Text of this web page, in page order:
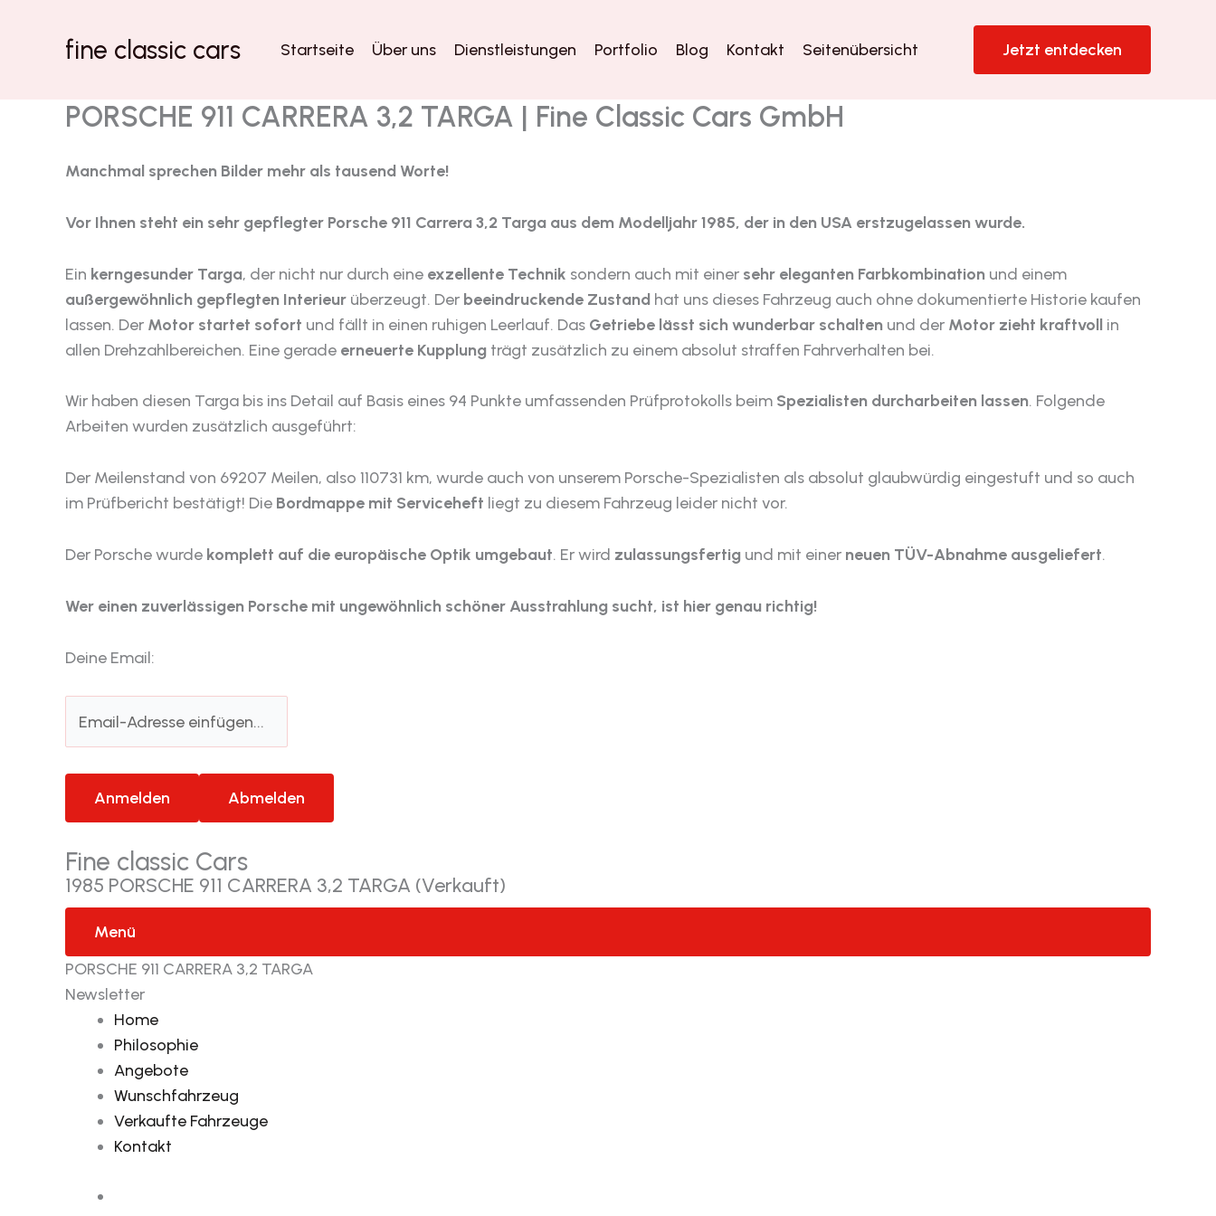
fine classic cars Startseite Über uns Dienstleistungen Portfolio Blog Kontakt Seitenübersicht Jetzt entdecken
PORSCHE 911 CARRERA 3,2 TARGA | Fine Classic Cars GmbH
Manchmal sprechen Bilder mehr als tausend Worte!
Vor Ihnen steht ein sehr gepflegter Porsche 911 Carrera 3,2 Targa aus dem Modelljahr 1985, der in den USA erstzugelassen wurde.
Ein kerngesunder Targa, der nicht nur durch eine exzellente Technik sondern auch mit einer sehr eleganten Farbkombination und einem
außergewöhnlich gepflegten Interieur überzeugt. Der beeindruckende Zustand hat uns dieses Fahrzeug auch ohne dokumentierte Historie kaufen
lassen. Der Motor startet sofort und fällt in einen ruhigen Leerlauf. Das Getriebe lässt sich wunderbar schalten und der Motor zieht kraftvoll in
allen Drehzahlbereichen. Eine gerade erneuerte Kupplung trägt zusätzlich zu einem absolut straffen Fahrverhalten bei.
Wir haben diesen Targa bis ins Detail auf Basis eines 94 Punkte umfassenden Prüfprotokolls beim Spezialisten durcharbeiten lassen. Folgende
Arbeiten wurden zusätzlich ausgeführt:
Der Meilenstand von 69207 Meilen, also 110731 km, wurde auch von unserem Porsche-Spezialisten als absolut glaubwürdig eingestuft und so auch
im Prüfbericht bestätigt! Die Bordmappe mit Serviceheft liegt zu diesem Fahrzeug leider nicht vor.
Der Porsche wurde komplett auf die europäische Optik umgebaut. Er wird zulassungsfertig und mit einer neuen TÜV-Abnahme ausgeliefert.
Wer einen zuverlässigen Porsche mit ungewöhnlich schöner Ausstrahlung sucht, ist hier genau richtig!
Deine Email:
Fine classic Cars
1985 PORSCHE 911 CARRERA 3,2 TARGA (Verkauft)
Menü
PORSCHE 911 CARRERA 3,2 TARGA
Newsletter
Home
Philosophie
Angebote
Wunschfahrzeug
Verkaufte Fahrzeuge
Kontakt